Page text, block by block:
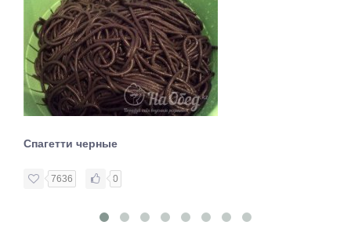
Спагетти черные
7636 0